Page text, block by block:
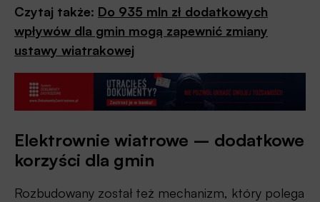
Czytaj także: Do 935 mln zł dodatkowych
wpływów dla gmin mogą zapewnić zmiany
ustawy wiatrakowej
Elektrownie wiatrowe – dodatkowe
korzyści dla gmin
Rozbudowany został też mechanizm, który polega